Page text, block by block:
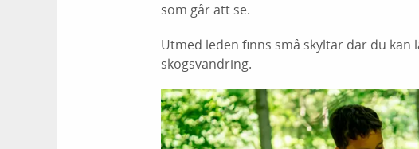
som går att se.
Utmed leden finns små skyltar där du kan
skogsvandring.